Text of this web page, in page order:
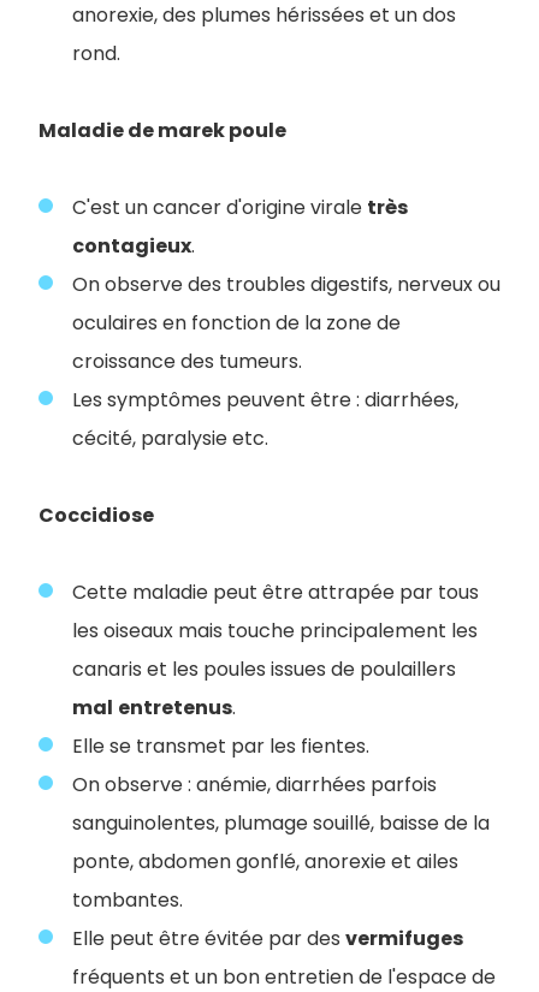
anorexie, des plumes hérissées et un dos
rond.
Maladie de marek poule
C'est un cancer d'origine virale très
contagieux.
On observe des troubles digestifs, nerveux ou
oculaires en fonction de la zone de
croissance des tumeurs.
Les symptômes peuvent être : diarrhées,
cécité, paralysie etc.
Coccidiose
Cette maladie peut être attrapée par tous
les oiseaux mais touche principalement les
canaris et les poules issues de poulaillers
mal entretenus.
Elle se transmet par les fientes.
On observe : anémie, diarrhées parfois
sanguinolentes, plumage souillé, baisse de la
ponte, abdomen gonflé, anorexie et ailes
tombantes.
Elle peut être évitée par des vermifuges
fréquents et un bon entretien de l'espace de